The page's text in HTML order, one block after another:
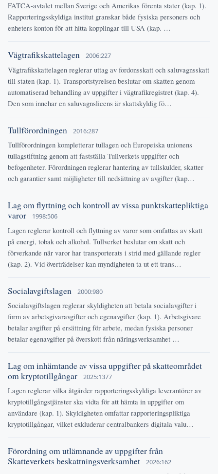
FATCA-avtalet mellan Sverige och Amerikas förenta stater (kap. 1).
Rapporteringsskyldiga institut granskar både fysiska personers och
enheters konton för att hitta kopplingar till USA (kap. …
Vägtrafikskattelagen 2006:227
Vägtrafikskattelagen reglerar uttag av fordonsskatt och saluvagnsskatt
till staten (kap. 1). Transportstyrelsen beslutar om skatten genom
automatiserad behandling av uppgifter i vägtrafikregistret (kap. 4).
Den som innehar en saluvagnslicens är skattskyldig fö…
Tullförordningen 2016:287
Tullförordningen kompletterar tullagen och Europeiska unionens
tullagstiftning genom att fastställa Tullverkets uppgifter och
befogenheter. Förordningen reglerar hantering av tullskulder, skatter
och garantier samt möjligheter till nedsättning av avgifter (kap…
Lag om flyttning och kontroll av vissa punktskattepliktiga
varor
1998:506
Lagen reglerar kontroll och flyttning av varor som omfattas av skatt
på energi, tobak och alkohol. Tullverket beslutar om skatt och
förverkande när varor har transporterats i strid med gällande regler
(kap. 2). Vid överträdelser kan myndigheten ta ut ett trans…
Socialavgiftslagen 2000:980
Socialavgiftslagen reglerar skyldigheten att betala socialavgifter i
form av arbetsgivaravgifter och egenavgifter (kap. 1). Arbetsgivare
betalar avgifter på ersättning för arbete, medan fysiska personer
betalar egenavgifter på överskott från näringsverksamhet …
Lag om inhämtande av vissa uppgifter på skatteområdet
om kryptotillgångar
2025:1377
Lagen reglerar vilka åtgärder rapporteringsskyldiga leverantörer av
kryptotillgångstjänster ska vidta för att hämta in uppgifter om
användare (kap. 1). Skyldigheten omfattar rapporteringspliktiga
kryptotillgångar, vilket exkluderar centralbankers digitala valu…
Förordning om utlämnande av uppgifter från
Skatteverkets beskattningsverksamhet
2026:162